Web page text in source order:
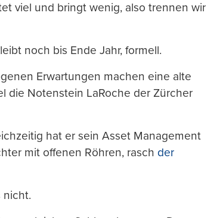
viel und bringt wenig, also trennen wir
noch bis Ende Jahr, formell.
Erwartungen machen eine alte
die Notenstein LaRoche der Zürcher
hat er sein Asset Management
mit offenen Röhren, rasch der
nicht.